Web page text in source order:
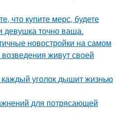
что купите мерс, будете
девушка точно ваша.
новостройки на самом
живут своей
каждый уголок дышит жизнью
для потрясающей